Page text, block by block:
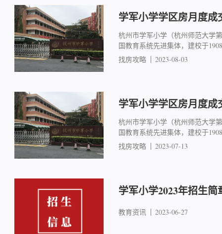
学军小学学区房月度
杭州市学军小学（杭州师范大学
国教育系统先进集体，建校于
找房攻略
2023-08-03
学军小学学区房月度
杭州市学军小学（杭州师范大学
国教育系统先进集体，建校于
找房攻略
2023-07-13
学军小学2023年招生简
教育资讯 2023-06-27